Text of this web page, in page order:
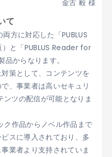
金古 毅 様
て
方に対応した「PUBLUS
と「PUBLUS Reader for
からなります。
策として、コンテンツを
、事業者は高いセキュリ
ンツの配信が可能となりま
ク作品からノベル作品まで
スに導入されており、多
業者より支持されていま